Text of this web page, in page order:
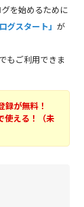
を始めるために
グスタート」 が
もご利用できま
が無料！
使える！（未